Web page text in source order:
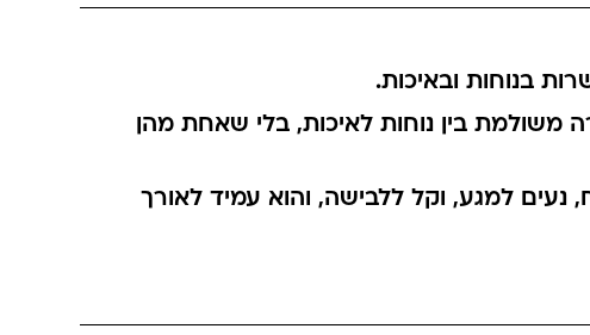
בין נוחות לאיכות, בלי שאחת מהן
נעים למגע, וקל ללבישה, והוא עמיד לאורך